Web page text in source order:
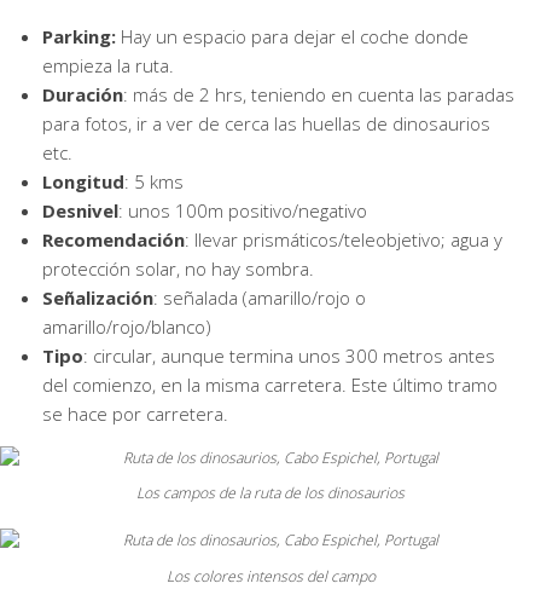
Parking: Hay un espacio para dejar el coche donde
empieza la ruta.
Duración: más de 2 hrs, teniendo en cuenta las paradas
para fotos, ir a ver de cerca las huellas de dinosaurios
etc.
Longitud: 5 kms
Desnivel: unos 100m positivo/negativo
Recomendación: llevar prismáticos/teleobjetivo; agua y
protección solar, no hay sombra.
Señalización: señalada (amarillo/rojo o
amarillo/rojo/blanco)
Tipo: circular, aunque termina unos 300 metros antes
del comienzo, en la misma carretera. Este último tramo
se hace por carretera.
Los campos de la ruta de los dinosaurios
Los colores intensos del campo